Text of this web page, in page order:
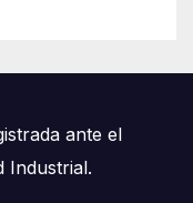
ante el
Industrial.